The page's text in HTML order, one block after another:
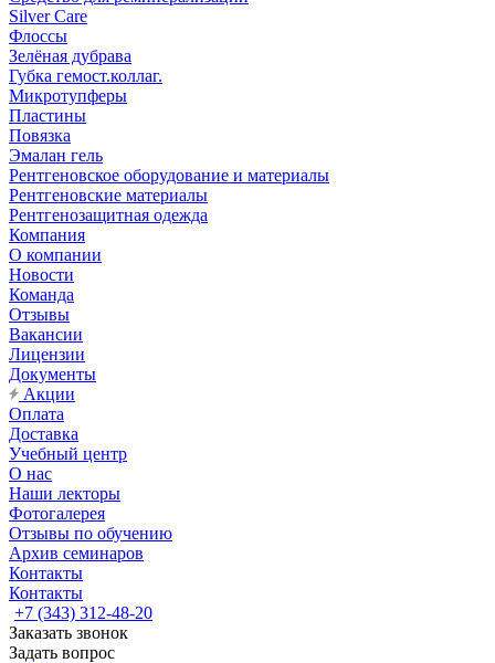
Silver Care
Флоссы
Зелёная дубрава
Губка гемост.коллаг.
Микротупферы
Пластины
Повязка
Эмалан гель
Рентгеновское оборудование и материалы
Рентгеновские материалы
Рентгенозащитная одежда
Компания
О компании
Новости
Команда
Отзывы
Вакансии
Лицензии
Документы
Акции
Оплата
Доставка
Учебный центр
О нас
Наши лекторы
Фотогалерея
Отзывы по обучению
Архив семинаров
Контакты
Контакты
+7 (343) 312-48-20
Заказать звонок
Задать вопрос